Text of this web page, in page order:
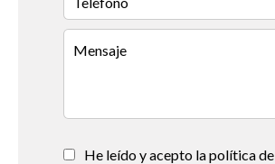
He leído y acepto la política de